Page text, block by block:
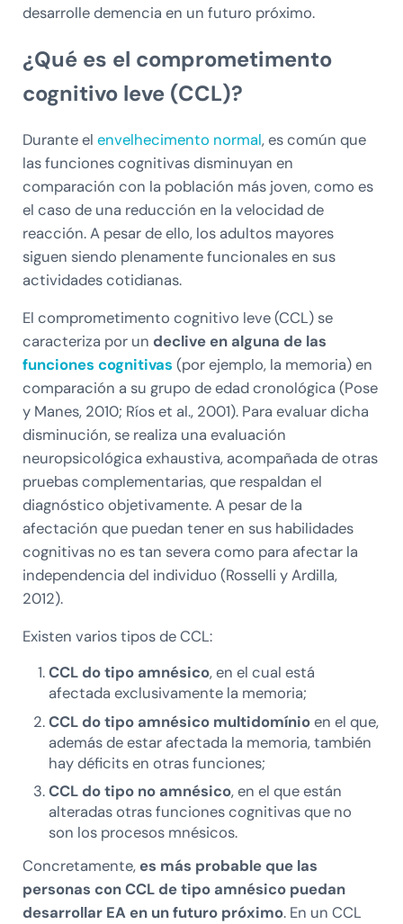
desarrolle demencia en un futuro próximo.
¿Qué es el comprometimento
cognitivo leve (CCL)?
Durante el envelhecimento normal, es común que
las funciones cognitivas disminuyan en
comparación con la población más joven, como es
el caso de una reducción en la velocidad de
reacción. A pesar de ello, los adultos mayores
siguen siendo plenamente funcionales en sus
actividades cotidianas.
El comprometimento cognitivo leve (CCL) se
caracteriza por un declive en alguna de las
funciones cognitivas (por ejemplo, la memoria) en
comparación a su grupo de edad cronológica (Pose
y Manes, 2010; Ríos et al., 2001). Para evaluar dicha
disminución, se realiza una evaluación
neuropsicológica exhaustiva, acompañada de otras
pruebas complementarias, que respaldan el
diagnóstico objetivamente. A pesar de la
afectación que puedan tener en sus habilidades
cognitivas no es tan severa como para afectar la
independencia del individuo (Rosselli y Ardilla,
2012).
Existen varios tipos de CCL:
CCL do tipo amnésico, en el cual está
afectada exclusivamente la memoria;
CCL do tipo amnésico multidomínioen el que,
además de estar afectada la memoria, también
hay déficits en otras funciones;
CCL do tipo no amnésico, en el que están
alteradas otras funciones cognitivas que no
son los procesos mnésicos.
Concretamente, es más probable que las
personas con CCL de tipo amnésico puedan
desarrollar EA en un futuro próximo. En un CCL